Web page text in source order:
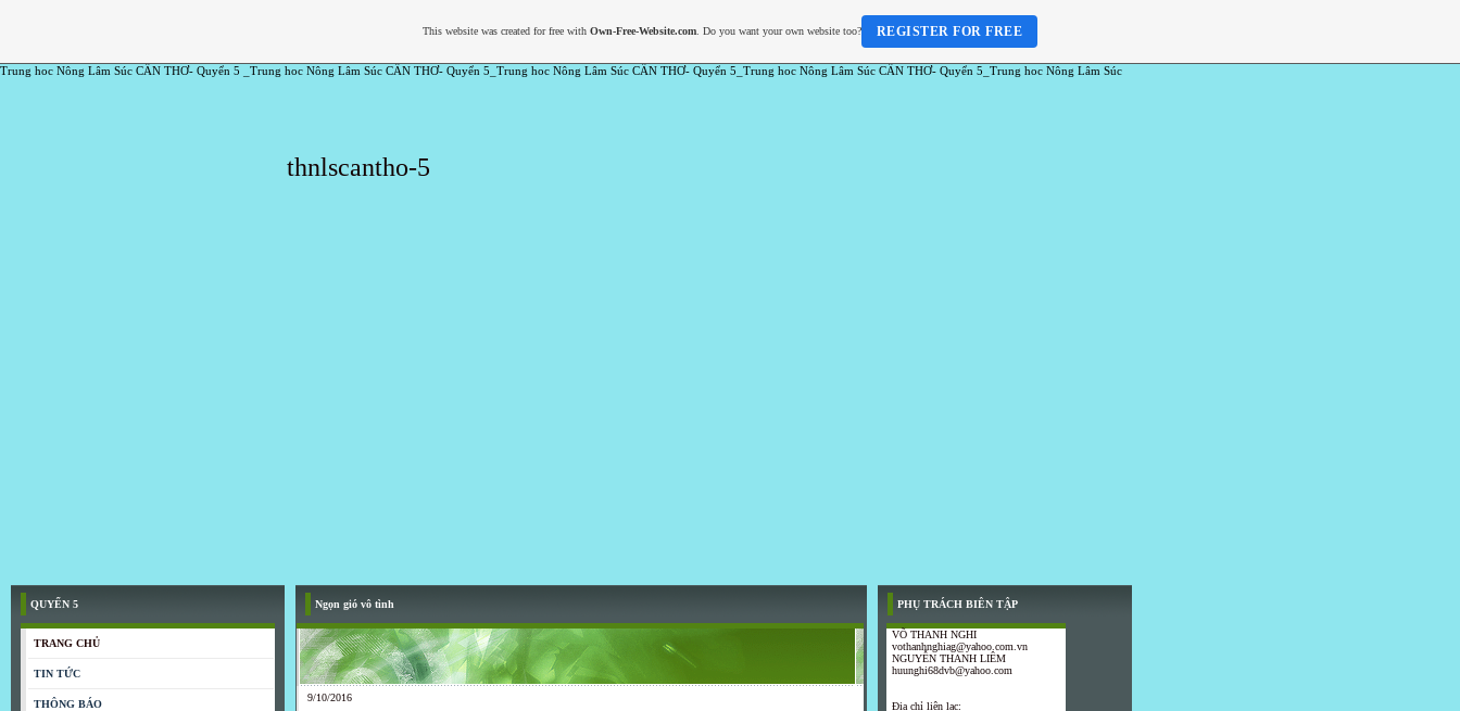
Trung hoc Nông Lâm Súc CẦN THƠ- Quyển 5 _Trung hoc Nông Lâm Súc CẦN THƠ- Quyển 5_Trung hoc Nông Lâm Súc CẦN THƠ- Quyển 5_Trung hoc Nông Lâm Súc CẦN THƠ- Quyển 5_Trung hoc Nông Lâm Súc
thnlscantho-5
QUYỂN 5
TRANG CHỦ
TIN TỨC
THÔNG BÁO
Ngọn gió vô tình
9/10/2016
PHỤ TRÁCH BIÊN TẬP
VÕ THANH NGHI
vothanhnghiag@yahoo.com.vn
NGUYỄN THANH LIÊM
huunghi68dvb@yahoo.com
Địa chỉ liên lạc:
This website was created for free with Own-Free-Website.com. Do you want your own website too? REGISTER FOR FREE